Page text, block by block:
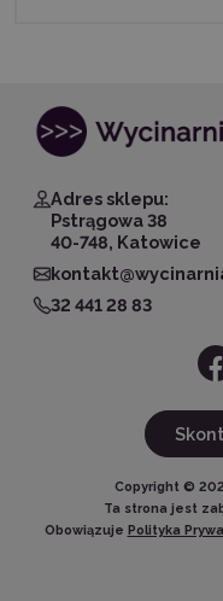
Adres sklepu:
Pstrągowa 38
40-748, Katowice
32 441 28 83
Copyright ©
Ta strona jest
Obowiązuje Polityka